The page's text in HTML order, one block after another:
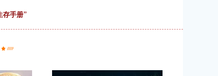
存手册”